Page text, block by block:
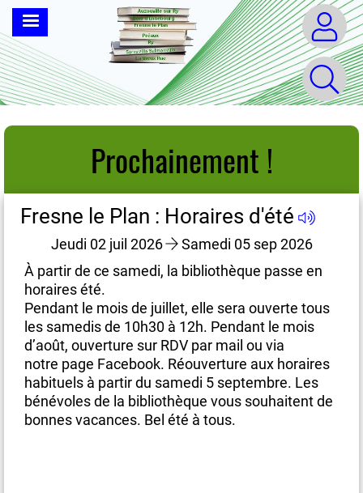
Aller
contenu
principal
Prochainement !
Fresne le Plan : Horaires d'été
Jeudi 02 juil 2026
Samedi 05 sep 2026
À partir de ce samedi, la bibliothèque passe en
horaires été.
Pendant le mois de juillet, elle sera ouverte tous
les samedis de 10h30 à 12h. Pendant le mois
d’août, ouverture sur RDV par mail ou via
notre page Facebook. Réouverture aux horaires
habituels à partir du samedi 5 septembre. Les
bénévoles de la bibliothèque vous souhaitent de
bonnes vacances. Bel été à tous.